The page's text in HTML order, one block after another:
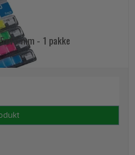
mm - 1 pakke